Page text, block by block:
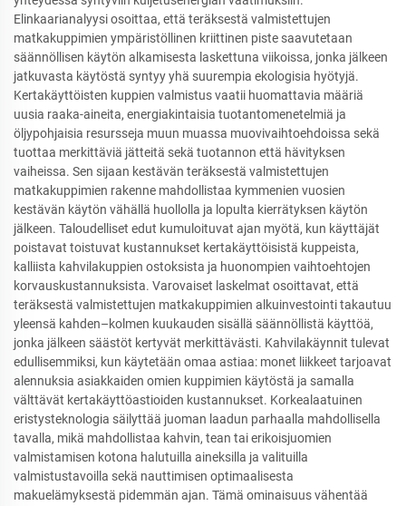
Elinkaarianalyysi osoittaa, että teräksestä valmistettujen
matkakuppimien ympäristöllinen kriittinen piste saavutetaan
säännöllisen käytön alkamisesta laskettuna viikoissa, jonka jälkeen
jatkuvasta käytöstä syntyy yhä suurempia ekologisia hyötyjä.
Kertakäyttöisten kuppien valmistus vaatii huomattavia määriä
uusia raaka-aineita, energiakintaisia tuotantomenetelmiä ja
öljypohjaisia resursseja muun muassa muovivaihtoehdoissa sekä
tuottaa merkittäviä jätteitä sekä tuotannon että hävityksen
vaiheissa. Sen sijaan kestävän teräksestä valmistettujen
matkakuppimien rakenne mahdollistaa kymmenien vuosien
kestävän käytön vähällä huollolla ja lopulta kierrätyksen käytön
jälkeen. Taloudelliset edut kumuloituvat ajan myötä, kun käyttäjät
poistavat toistuvat kustannukset kertakäyttöisistä kuppeista,
kalliista kahvilakuppien ostoksista ja huonompien vaihtoehtojen
korvauskustannuksista. Varovaiset laskelmat osoittavat, että
teräksestä valmistettujen matkakuppimien alkuinvestointi takautuu
yleensä kahden–kolmen kuukauden sisällä säännöllistä käyttöä,
jonka jälkeen säästöt kertyvät merkittävästi. Kahvilakäynnit tulevat
edullisemmiksi, kun käytetään omaa astiaa: monet liikkeet tarjoavat
alennuksia asiakkaiden omien kuppimien käytöstä ja samalla
välttävät kertakäyttöastioiden kustannukset. Korkealaatuinen
eristysteknologia säilyttää juoman laadun parhaalla mahdollisella
tavalla, mikä mahdollistaa kahvin, tean tai erikoisjuomien
valmistamisen kotona halutuilla aineksilla ja valituilla
valmistustavoilla sekä nauttimisen optimaalisesta
makuelämyksestä pidemmän ajan. Tämä ominaisuus vähentää